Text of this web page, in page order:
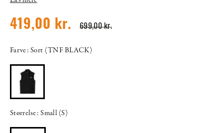
699,00 kr.
419,00 kr.
Farve: Sort (TNF BLACK)
Størrelse: Small (S)